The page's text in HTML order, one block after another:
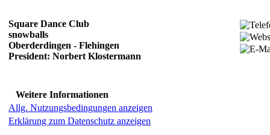
Square Dance Club
snowballs
Oberderdingen - Flehingen
President: Norbert Klostermann
Weitere Informationen
Allg. Nutzungsbedingungen anzeigen
Erklärung zum Datenschutz anzeigen